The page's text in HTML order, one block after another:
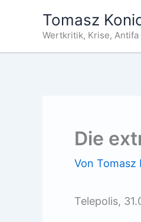
Tomasz
Wertkritik, Krise, Antifa
Die
Von Tomasz
Telepolis,